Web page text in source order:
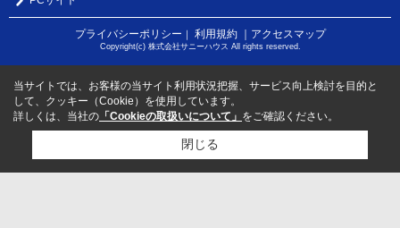
プライバシーポリシー ｜ 利用規約 ｜アクセスマップ
Copyright(c) 株式会社サニーハウス All rights reserved.
当サイトでは、お客様の当サイト利用状況把握、サービス向上検討を目的と
して、クッキー（Cookie）を使用しています。
詳しくは、当社の 「Cookieの取扱いについて」 をご確認ください。
閉じる